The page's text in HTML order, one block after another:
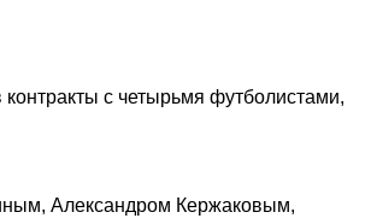
с четырьмя футболистами,
Александром Кержаковым,